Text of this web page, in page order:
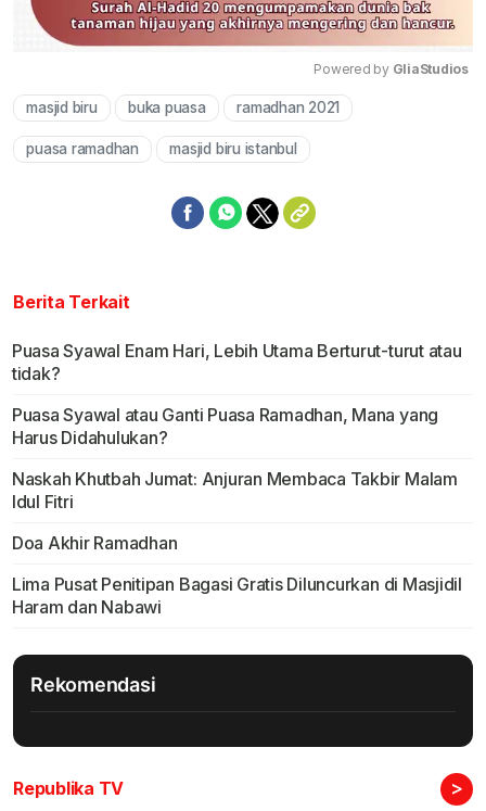
Powered by GliaStudios
masjid biru buka puasa ramadhan 2021
puasa ramadhan masjid biru istanbul
Berita Terkait
Puasa Syawal Enam Hari, Lebih Utama Berturut-turut atau
tidak?
Puasa Syawal atau Ganti Puasa Ramadhan, Mana yang
Harus Didahulukan?
Naskah Khutbah Jumat: Anjuran Membaca Takbir Malam
Idul Fitri
Doa Akhir Ramadhan
Lima Pusat Penitipan Bagasi Gratis Diluncurkan di Masjidil
Haram dan Nabawi
Rekomendasi
Republika TV >